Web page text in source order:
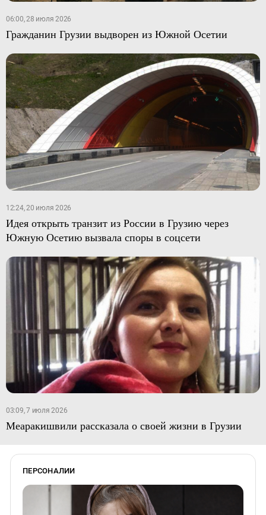
06:00, 28 июля 2026
Гражданин Грузии выдворен из Южной Осетии
12:24, 20 июля 2026
Идея открыть транзит из России в Грузию через
Южную Осетию вызвала споры в соцсети
03:09, 7 июля 2026
Меаракишвили рассказала о своей жизни в Грузии
ПЕРСОНАЛИИ